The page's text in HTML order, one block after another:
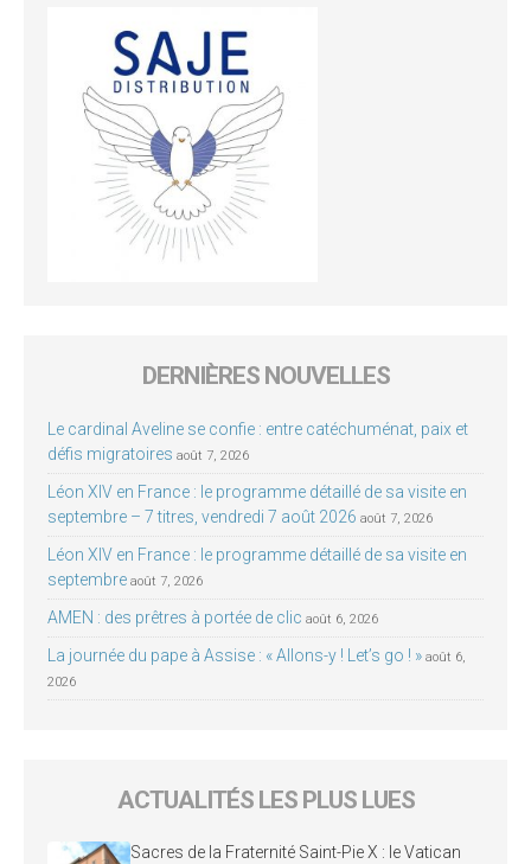
DERNIÈRES NOUVELLES
Le cardinal Aveline se confie : entre catéchuménat, paix et
défis migratoires août 7, 2026
Léon XIV en France : le programme détaillé de sa visite en
septembre – 7 titres, vendredi 7 août 2026 août 7, 2026
Léon XIV en France : le programme détaillé de sa visite en
septembre août 7, 2026
AMEN : des prêtres à portée de clic août 6, 2026
La journée du pape à Assise : « Allons-y ! Let’s go ! » août 6,
2026
ACTUALITÉS LES PLUS LUES
Sacres de la Fraternité Saint-Pie X : le Vatican